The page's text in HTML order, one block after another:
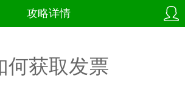
攻略详情
何获取发票